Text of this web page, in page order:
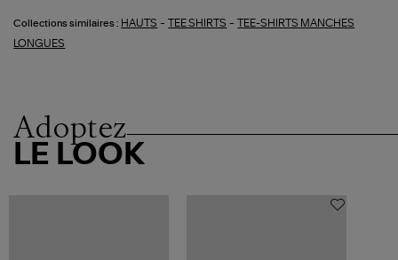
Collections similaires : HAUTS -TEE SHIRTS -TEE-SHIRTS MANCHES
LONGUES
Adoptez
LE LOOK